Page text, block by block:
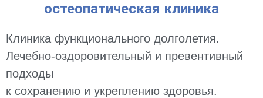
остеопатическая клиника
Клиника функционального долголетия.
Лечебно-оздоровительный и превентивный
подходы
к сохранению и укреплению здоровья.